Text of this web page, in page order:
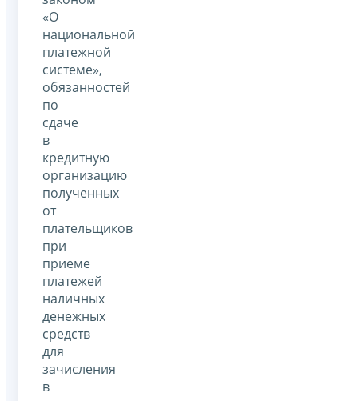
«О
национальной
платежной
системе»,
обязанностей
по
сдаче
в
кредитную
организацию
полученных
от
плательщиков
при
приеме
платежей
наличных
денежных
средств
для
зачисления
в